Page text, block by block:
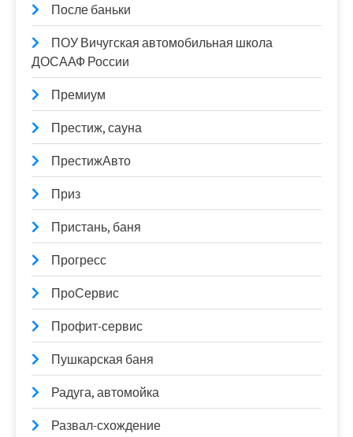
После баньки
ПОУ Вичугская автомобильная школа
ДОСААФ России
Премиум
Престиж, сауна
ПрестижАвто
Приз
Пристань, баня
Прогресс
ПроСервис
Профит-сервис
Пушкарская баня
Радуга, автомойка
Развал-схождение